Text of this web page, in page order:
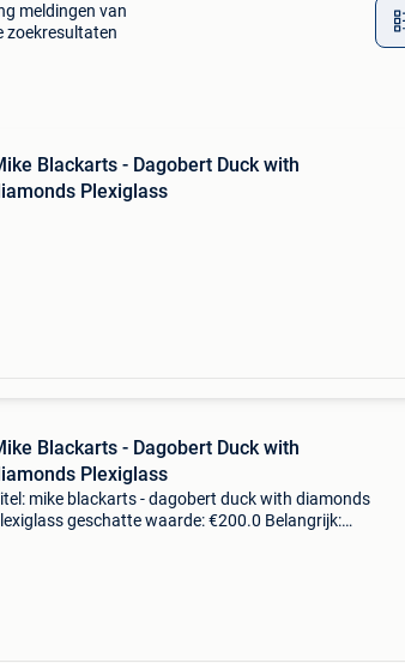
meldingen van
zoekresultaten
Blackarts - Dagobert Duck with
Plexiglass
Blackarts - Dagobert Duck with
Plexiglass
mike blackarts - dagobert duck with diamonds
geschatte waarde: €200.0 Belangrijk: